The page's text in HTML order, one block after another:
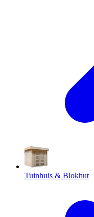
Tuinhuis & Blokhut